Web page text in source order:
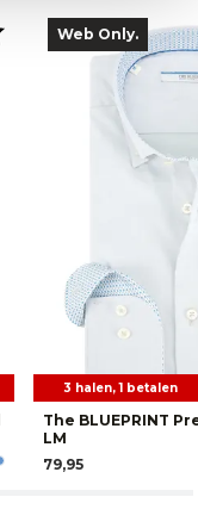
Web Only.
3 halen, 1 betalen
The BLUEPRINT
LM
79,95